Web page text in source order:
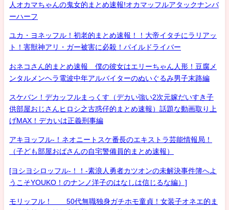
人オカマちゃんの鬼女的まとめ速報!オカマッフルアタックナンバ
ーハーフ
ユカ・ヨネッフル！初老的まとめ速報！！大帝イタチにラリアッ
ト！害獣神アリ・ガー被害に必殺！パイルドライバー
おネコさん的まとめ速報 僕の彼女はエリーちゃん人形！豆腐メ
ンタルメンヘラ電波中年アルバイターのぬいぐるみ男子末路編
スケバン！デカッフルまっくす（デカい強い2次元嫁だいすき子
供部屋おじさんヒロシ之古惑仔的まとめ速報）話題な動画取り上
げMAX！デカいは正義刑事編
アキヨッフル-！ネオニートスケ番長のエキストラ芸能情報局！
（子ども部屋おばさんの自宅警備員的まとめ速報）
[ヨシヨシロッフル-！！-素浪人勇者カツオンの未解決事件簿へよ
うこそYOUKO！のナンノ洋子のはなしは信じるな編）]
モリッフル！ 50代無職独身ガチホモ童貞！女装子オネエ的ま